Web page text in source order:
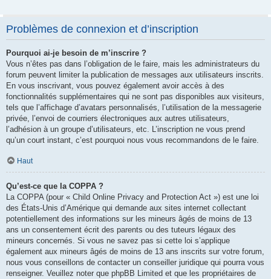
Problèmes de connexion et d’inscription
Pourquoi ai-je besoin de m’inscrire ?
Vous n’êtes pas dans l’obligation de le faire, mais les administrateurs du
forum peuvent limiter la publication de messages aux utilisateurs inscrits.
En vous inscrivant, vous pouvez également avoir accès à des
fonctionnalités supplémentaires qui ne sont pas disponibles aux visiteurs,
tels que l’affichage d’avatars personnalisés, l’utilisation de la messagerie
privée, l’envoi de courriers électroniques aux autres utilisateurs,
l’adhésion à un groupe d’utilisateurs, etc. L’inscription ne vous prend
qu’un court instant, c’est pourquoi nous vous recommandons de le faire.
Haut
Qu’est-ce que la COPPA ?
La COPPA (pour « Child Online Privacy and Protection Act ») est une loi
des États-Unis d’Amérique qui demande aux sites internet collectant
potentiellement des informations sur les mineurs âgés de moins de 13
ans un consentement écrit des parents ou des tuteurs légaux des
mineurs concernés. Si vous ne savez pas si cette loi s’applique
également aux mineurs âgés de moins de 13 ans inscrits sur votre forum,
nous vous conseillons de contacter un conseiller juridique qui pourra vous
renseigner. Veuillez noter que phpBB Limited et que les propriétaires de